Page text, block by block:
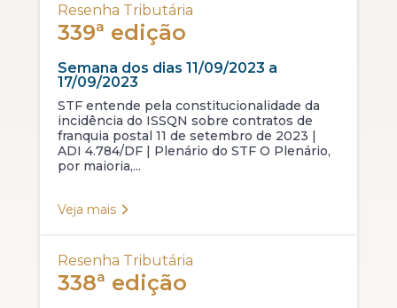
Resenha Tributária
339ª edição
Semana dos dias 11/09/2023 a
17/09/2023
STF entende pela constitucionalidade da
incidência do ISSQN sobre contratos de
franquia postal 11 de setembro de 2023 |
ADI 4.784/DF | Plenário do STF O Plenário,
por maioria,...
Veja mais
Resenha Tributária
338ª edição